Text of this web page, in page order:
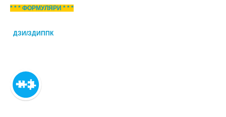
* * * ФОРМУЛЯРИ * * *
ДЗИ/ЗДИППК